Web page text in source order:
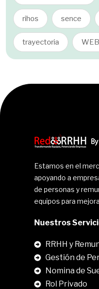
rihos sence
trayectoria
Estamos en el
apoyando a
de personas y
equipos para
Nuestros
RRHH y
Gestión de
Nomina de
Rol Privado